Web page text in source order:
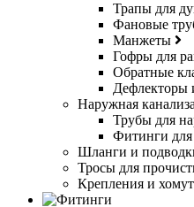
Трапы для
Фановые
Манжеты
Гофры для
Обратные
Дефлекторы
Наружная
Трубы для
Фитинги
Шланги и
Тросы для
Крепления и